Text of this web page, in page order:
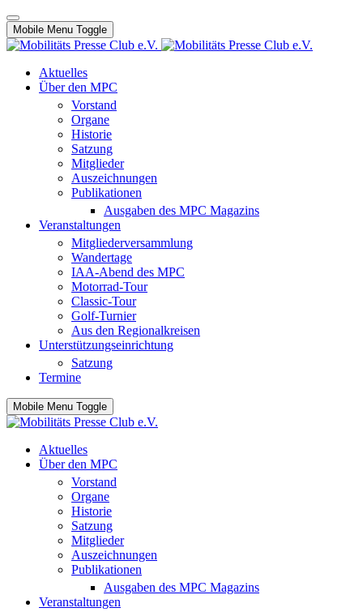
Mobile Menu Toggle
Aktuelles
Über den MPC
Vorstand
Organe
Historie
Satzung
Mitglieder
Auszeichnungen
Publikationen
Ausgaben des MPC Magazins
Veranstaltungen
Mitgliederversammlung
Wandertage
IAA-Abend des MPC
Motorrad-Tour
Classic-Tour
Golf-Turnier
Aus den Regionalkreisen
Unterstützungseinrichtung
Satzung
Termine
Mobile Menu Toggle
Aktuelles
Über den MPC
Vorstand
Organe
Historie
Satzung
Mitglieder
Auszeichnungen
Publikationen
Ausgaben des MPC Magazins
Veranstaltungen